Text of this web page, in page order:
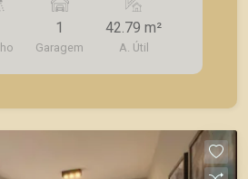
seus clientes com
em locação, vendas de
1
Garagem
42.79 m²
A. Útil